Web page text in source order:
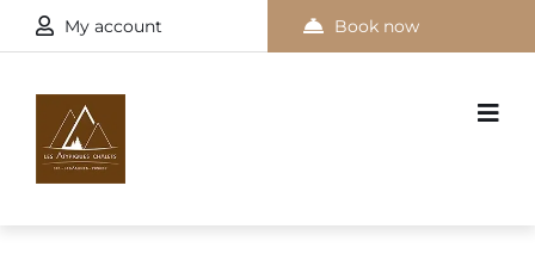
My account Book now